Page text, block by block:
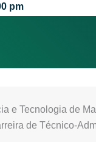
pm
e Tecnologia de
de Técnico-